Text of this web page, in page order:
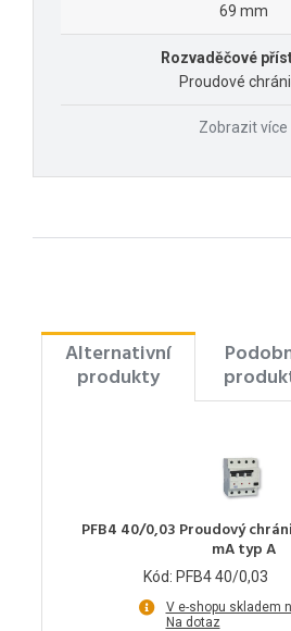
69 mm
Rozvaděčové
Proudové
Zobrazit více
Alternativní
produkty
PFB4 40/0,03 Proudový
mA typ A
Kód: PFB4 40/0,03
V e-shopu skladem
Na dotaz